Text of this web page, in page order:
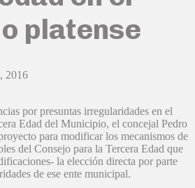
platense
2016
por presuntas irregularidades en el
Edad del Municipio, el concejal Pedro
para modificar los mecanismos de
del Consejo para la Tercera Edad que
la elección directa por parte
de ese ente municipal.